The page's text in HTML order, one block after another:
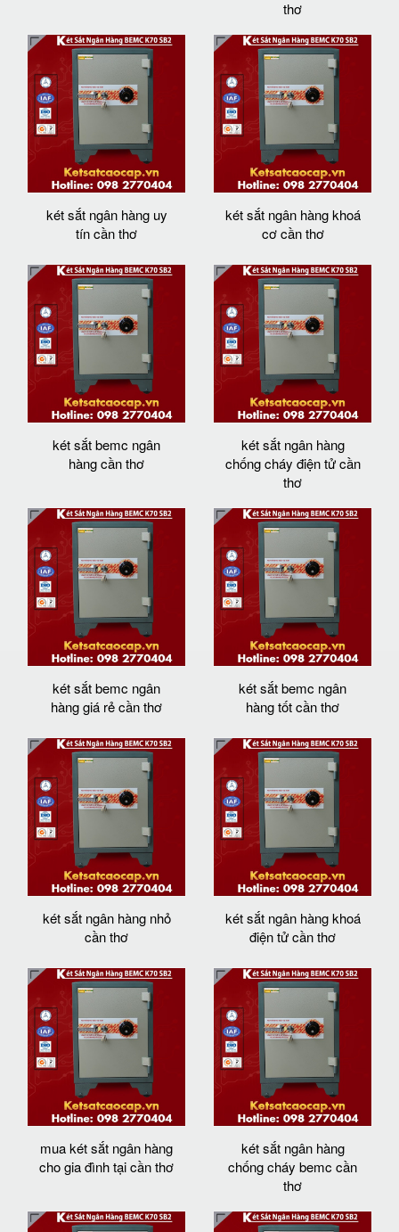
thơ
két sắt ngân hàng uy
tín cần thơ
két sắt ngân hàng khoá
cơ cần thơ
két sắt bemc ngân
hàng cần thơ
két sắt ngân hàng
chống cháy điện tử cần
thơ
két sắt bemc ngân
hàng giá rẻ cần thơ
két sắt bemc ngân
hàng tốt cần thơ
két sắt ngân hàng nhỏ
cần thơ
két sắt ngân hàng khoá
điện tử cần thơ
mua két sắt ngân hàng
cho gia đình tại cần thơ
két sắt ngân hàng
chống cháy bemc cần
thơ